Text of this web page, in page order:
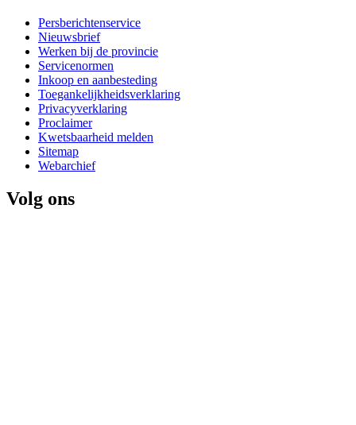
Persberichtenservice
Nieuwsbrief
Werken bij de provincie
Servicenormen
Inkoop en aanbesteding
Toegankelijkheidsverklaring
Privacyverklaring
Proclaimer
Kwetsbaarheid melden
Sitemap
Webarchief
Volg ons